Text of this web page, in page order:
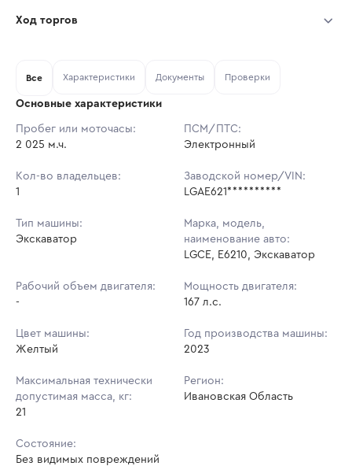
Тип аукциона: Открытые торги
Шаг торгов: 63 540 ₽
Кол-во ставок:
Ход торгов
Ставок не найдено
в аукционах
Все Характеристики Документы Проверки
Основные характеристики
Пробег или моточасы:
2 025 м.ч.
ПСМ/ПТС:
Электронный
Кол-во владельцев:
1
Заводской номер/VIN:
LGAE621**********
Тип машины:
Экскаватор
Марка, модель,
наименование авто:
LGCE, E6210, Экскаватор
Рабочий объем двигателя:
-
Мощность двигателя:
167 л.с.
Цвет машины:
Желтый
Год производства машины:
2023
Максимальная технически
допустимая масса, кг:
21
Регион:
Ивановская Область
Состояние:
Без видимых повреждений